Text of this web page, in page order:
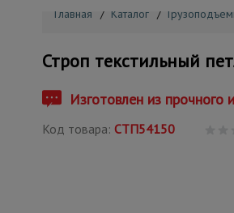
Вышки-туры
Сетка, тенты,
Главная / Каталог /
Строп текстильный
Изготовлен из прочного
Код товара: СТП54150